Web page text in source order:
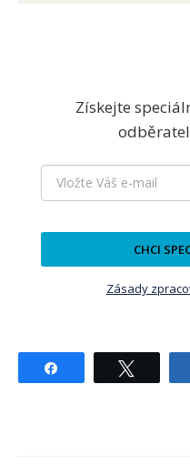
Získejte
CHCI
Zásady